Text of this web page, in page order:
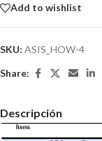
Add to wishlist
SKU: ASIS_HOW-4
Share:
Descripción